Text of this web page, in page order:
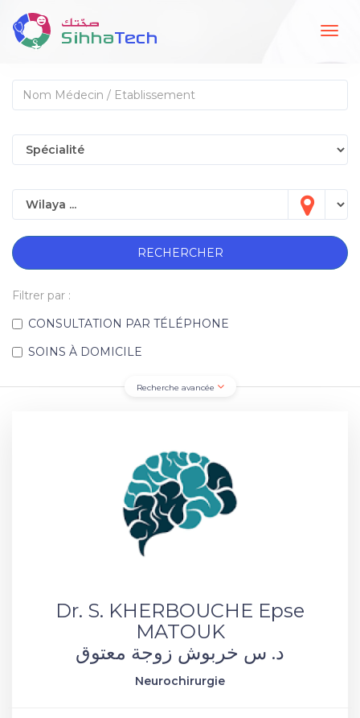
RECHERCHER
Filtrer par :
CONSULTATION PAR TÉLÉPHONE
SOINS À DOMICILE
Recherche avancée
Dr. S. KHERBOUCHE Epse
MATOUK
د. س خربوش زوجة معتوق
Neurochirurgie